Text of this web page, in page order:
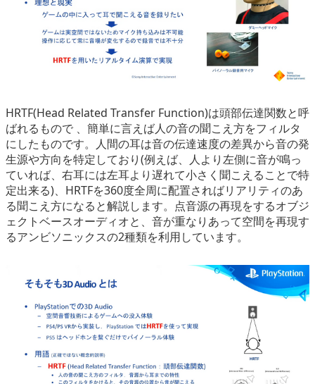
HRTF(Head Related Transfer Function)は頭部伝達関数と呼
ばれるもので 、簡単に言えば人の音の聞こえ方をフィルタ
にしたものです。人間の耳は音の伝達速度の差異から音の発
生源や方向を特定しており(例えば、人より左側に音が鳴っ
ていれば、右耳には左耳より遅れて小さく聞こえることで特
定出来る)、HRTFを360度全周に配置さればリアリティのあ
る聞こえ方になると解説します。点音源の再現をするオブジ
ェクトベースオーディオと、音が重なりあって空間を再現す
るアンビソニックスの2種類を利用しています。